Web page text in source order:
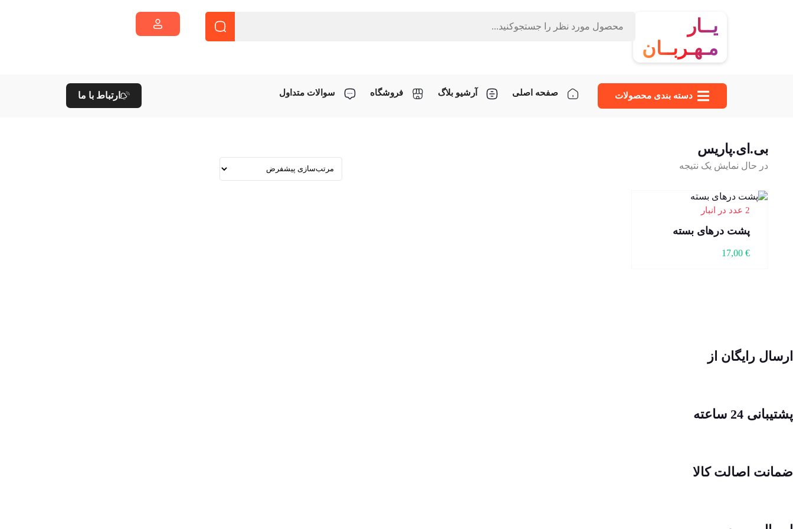
یــار
مـهـربــان
دسته‌ بندی محصولات صفحه اصلی آرشیو بلاگ فروشگاه سوالات متداول ارتباط با ما
بی.ای.پاریس
در حال نمایش یک نتیجه
2 عدد در انبار
پشت درهای بسته
17,00 €
ارسال رایگان از
پشتیبانی 24 ساعته
ضمانت اصالت کالا